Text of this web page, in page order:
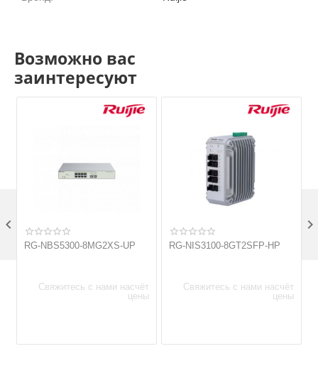
Возможно вас
заинтересуют
RG-NBS5300-8MG2XS-UP
Свяжитесь с нами насчёт
цены
RG-NIS3100-8GT2SFP-HP
Свяжитесь с нами насчёт
цены
 